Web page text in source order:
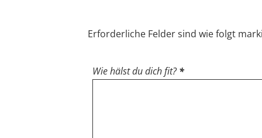
Erforderliche Felder sind wie folgt
Wie hälst du dich fit?*